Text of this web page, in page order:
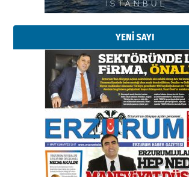
YENİ SAYI
29 Haziran 2026 Pazartesi
Kenan GÜLERCİ
Murat Şahsuvaroğlu ERKON’da
çıtayı yukarı taşırken,
yönetimdekiler aşağı
çekmemeli!
17 Şubat 2026 SalıOrhan BOZKURT
Bir fotoğraf, bir şehir, bir
gazeteci… Dizginler kimin
elinde?
31 Mart 2026 Salı
A. Berhan Yılmaz
BİR BÖLÜM DEĞİL, BİR ÖMÜR